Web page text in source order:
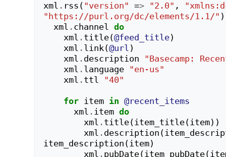
xml . rss ( "version" => "2.0" ,
"https://purl.org/dc/elements/1.1/" )
xml . channel do
xml . title(@feed_title)
xml . link(@url )
xml . description
"Basecamp:
xml . language
"en-us"
xml . ttl "40"
for item in @recent_items
xml . item do
xml . title(item_title(item))
xml . description (
item_description (item)
xml . pubDate(item_pubDate(